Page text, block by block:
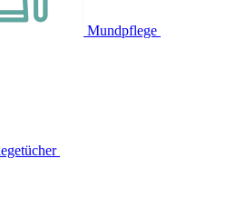
Mundpflege